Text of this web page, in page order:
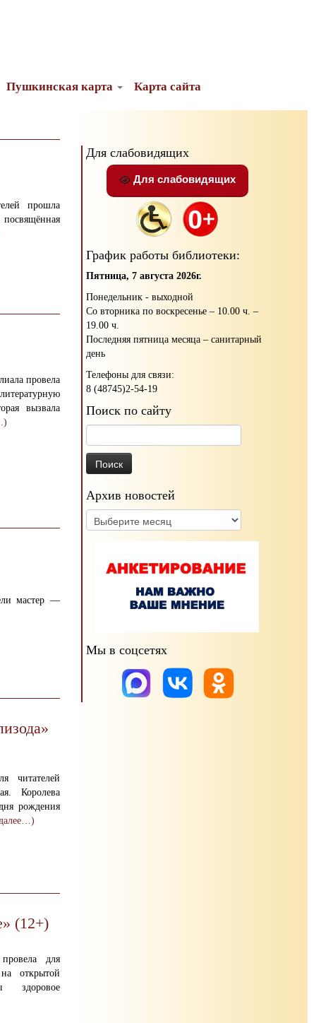
Пушкинская карта Карта сайта
прошла
провела
вызвала
мастер —
читателей
Королева
рождения
(12+)
для
открытой
здоровое
Для слабовидящих
Для слабовидящих
График работы библиотеки:
Пятница, 7 августа 2026г.
Понедельник - выходной
Со вторника по воскресенье – 10.00 ч. –
19.00 ч.
Последняя пятница месяца – санитарный
день
Телефоны для связи:
8 (48745)2-54-19
Поиск по сайту
Архив новостей
Архив
новостей
Мы в соцсетях